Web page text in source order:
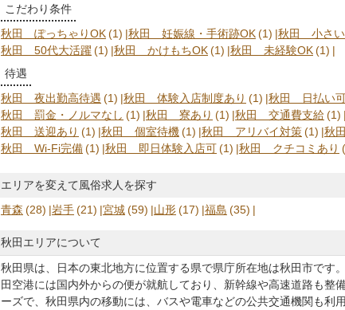
こだわり条件
秋田 ぽっちゃりOK(1) 秋田 妊娠線・手術跡OK(1) 秋田 小さい
秋田 50代大活躍(1) 秋田 かけもちOK(1) 秋田 未経験OK(1)
待遇
秋田 夜出勤高待遇 (1) 秋田 体験入店制度あり (1) 秋田 日払い
秋田 罰金・ノルマなし (1) 秋田 寮あり (1) 秋田 交通費支給(1)
秋田 送迎あり (1) 秋田 個室待機(1) 秋田 アリバイ対策(1) 秋
秋田 Wi-Fi完備(1) 秋田 即日体験入店可(1) 秋田 クチコミあり
エリアを変えて風俗求人を探す
青森 (28) 岩手(21) 宮城(59) 山形(17) 福島 (35)
秋田エリアについて
秋田県は、日本の東北地方に位置する県で県庁所在地は秋田市です
田空港には国内外からの便が就航しており、新幹線や高速道路も整
ーズで、秋田県内の移動には、バスや電車などの公共交通機関も利